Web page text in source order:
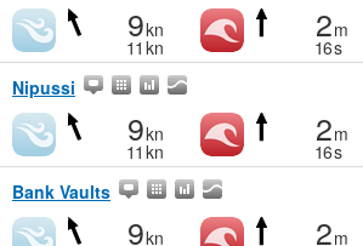
9kn
11 kn
2m
16s
Nipussi
9kn
11 kn
2m
16s
Bank Vaults
9kn 2m